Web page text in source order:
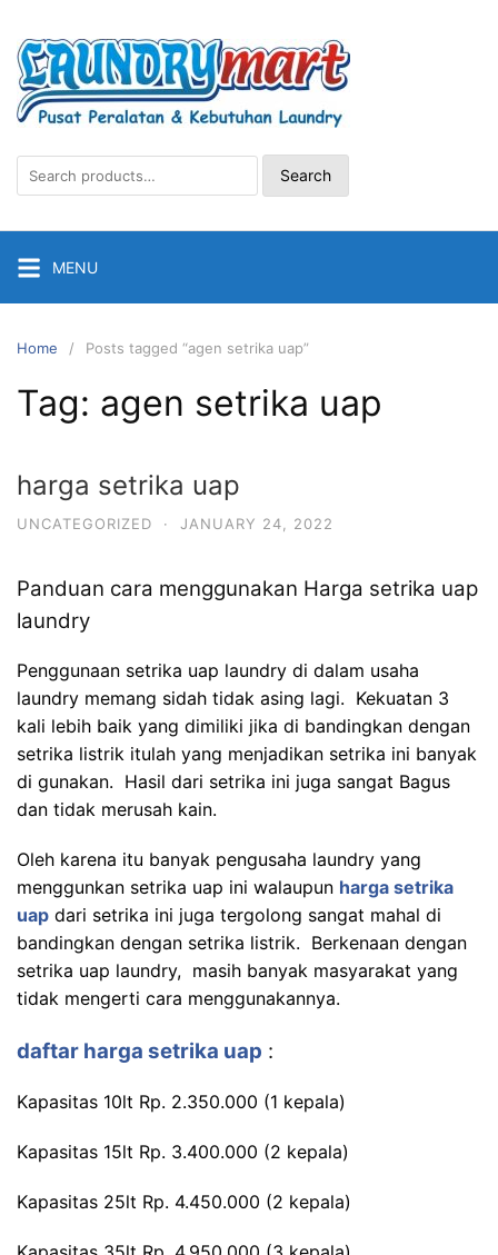
content
Search
for:
Search
MENU
Home Posts tagged “agen setrika uap”
Tag: agen setrika uap
harga setrika uap
UNCATEGORIZED · JANUARY 24, 2022
Panduan cara menggunakan Harga setrika uap
laundry
Penggunaan setrika uap laundry di dalam usaha
laundry memang sidah tidak asing lagi. Kekuatan 3
kali lebih baik yang dimiliki jika di bandingkan dengan
setrika listrik itulah yang menjadikan setrika ini banyak
di gunakan. Hasil dari setrika ini juga sangat Bagus
dan tidak merusah kain.
Oleh karena itu banyak pengusaha laundry yang
menggunkan setrika uap ini walaupun harga setrika
uap dari setrika ini juga tergolong sangat mahal di
bandingkan dengan setrika listrik. Berkenaan dengan
setrika uap laundry, masih banyak masyarakat yang
tidak mengerti cara menggunakannya.
daftar harga setrika uap :
Kapasitas 10lt Rp. 2.350.000 (1 kepala)
Kapasitas 15lt Rp. 3.400.000 (2 kepala)
Kapasitas 25lt Rp. 4.450.000 (2 kepala)